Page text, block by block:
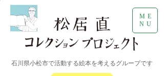
石川県小松市で活動する絵本を考えるグループです
ME
NU